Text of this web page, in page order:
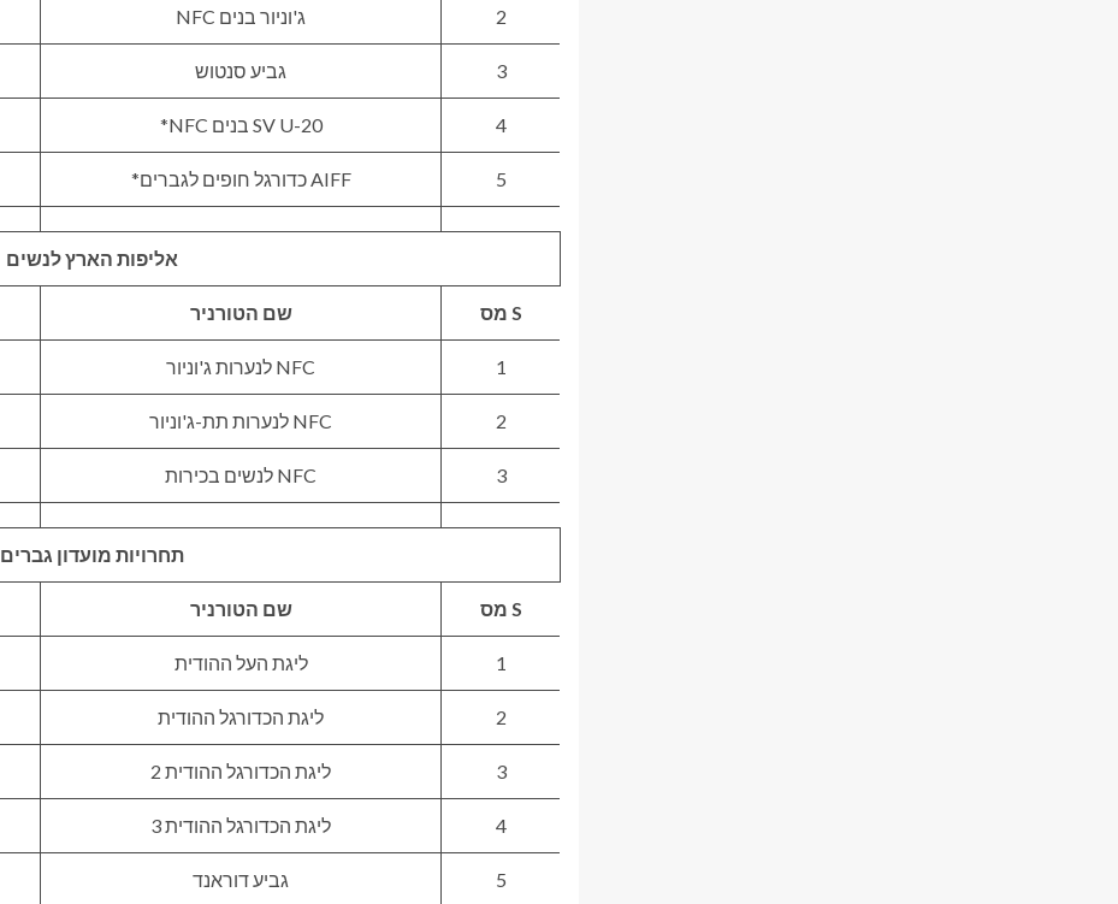
2 ג'וניור בנים NFC
3 גביע סנטוש
4 SV U-20 בנים NFC*
5 AIFF כדורגל חופים לגברים*
אליפות הארץ לנשים
S מס שם הטורניר
1 NFC לנערות ג'וניור
2 NFC לנערות תת-ג'וניור
3 NFC לנשים בכירות
תחרויות מועדון גברים
S מס שם הטורניר
1 ליגת העל ההודית
2 ליגת הכדורגל ההודית
3 ליגת הכדורגל ההודית 2
4 ליגת הכדורגל ההודית 3
5 גביע דוראנד